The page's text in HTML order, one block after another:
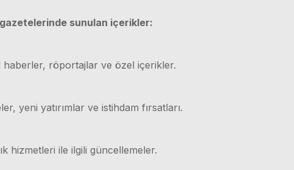
sunulan içerikler:
haberler, röportajlar ve özel içerikler.
yeni yatırımlar ve istihdam fırsatları.
hizmetleri ile ilgili güncellemeler.